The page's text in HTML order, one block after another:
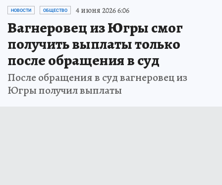
НОВОСТИ ОБЩЕСТВО 4 июня 2026 6:06
Вагнеровец из Югры смог
получить выплаты только
после обращения в суд
После обращения в суд вагнеровец из
Югры получил выплаты